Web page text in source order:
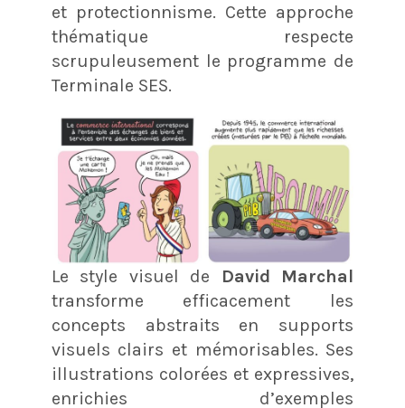
et protectionnisme. Cette approche
thématique respecte
scrupuleusement le programme de
Terminale SES.
Le style visuel de David Marchal
transforme efficacement les
concepts abstraits en supports
visuels clairs et mémorisables. Ses
illustrations colorées et expressives,
enrichies d’exemples